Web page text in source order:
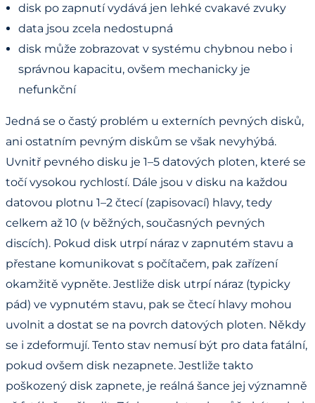
disk po zapnutí vydává jen lehké cvakavé zvuky
data jsou zcela nedostupná
disk může zobrazovat v systému chybnou nebo i
správnou kapacitu, ovšem mechanicky je
nefunkční
Jedná se o častý problém u externích pevných disků,
ani ostatním pevným diskům se však nevyhýbá.
Uvnitř pevného disku je 1–5 datových ploten, které se
točí vysokou rychlostí. Dále jsou v disku na každou
datovou plotnu 1–2 čtecí (zapisovací) hlavy, tedy
celkem až 10 (v běžných, současných pevných
discích). Pokud disk utrpí náraz v zapnutém stavu a
přestane komunikovat s počítačem, pak zařízení
okamžitě vypněte. Jestliže disk utrpí náraz (typicky
pád) ve vypnutém stavu, pak se čtecí hlavy mohou
uvolnit a dostat se na povrch datových ploten. Někdy
se i zdeformují. Tento stav nemusí být pro data fatální,
pokud ovšem disk nezapnete. Jestliže takto
poškozený disk zapnete, je reálná šance jej významně